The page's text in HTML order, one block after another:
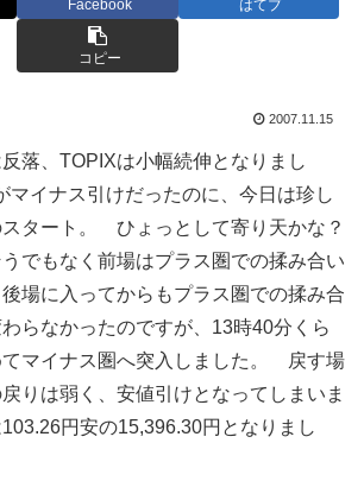
Facebook はてブ
コピー
2007.11.15
落、TOPIXは小幅続伸となりまし
イナス引けだったのに、今日は珍し
スタート。 ひょっとして寄り天かな？
でもなく前場はプラス圏での揉み合い
場に入ってからもプラス圏での揉み合
らなかったのですが、13時40分くら
てマイナス圏へ突入しました。 戻す場
りは弱く、安値引けとなってしまいま
円安の15,396.30円となりまし